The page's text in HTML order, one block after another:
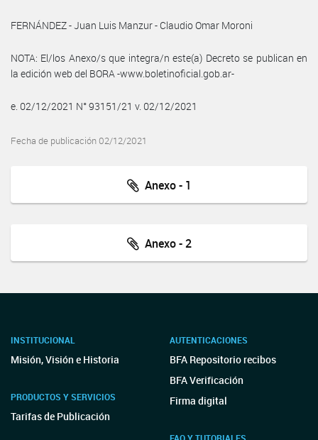
FERNÁNDEZ - Juan Luis Manzur - Claudio Omar Moroni
NOTA: El/los Anexo/s que integra/n este(a) Decreto se publican en
la edición web del BORA -www.boletinoficial.gob.ar-
e. 02/12/2021 N° 93151/21 v. 02/12/2021
Fecha de publicación 02/12/2021
Anexo - 1
Anexo - 2
INSTITUCIONAL
Misión, Visión e Historia
PRODUCTOS Y SERVICIOS
Tarifas de Publicación
AUTENTICACIONES
BFA Repositorio recibos
BFA Verificación
Firma digital